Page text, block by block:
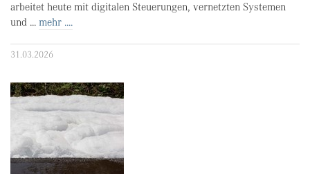
arbeitet heute mit digitalen Steuerungen, vernetzten Systemen
und ... mehr ....
31.03.2026